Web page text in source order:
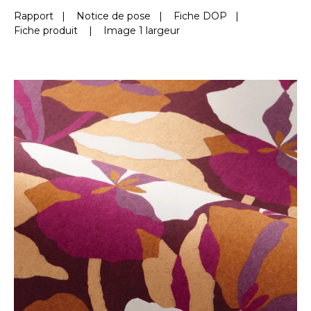
Rapport | Notice de pose | Fiche DOP |
Fiche produit
| Image 1 largeur